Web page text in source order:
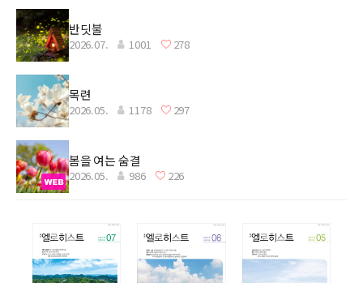
반딧불
2026.07. 1001 278
목련
2026.05. 1178 297
봄을 여는 숨결
2026.05. 986 226